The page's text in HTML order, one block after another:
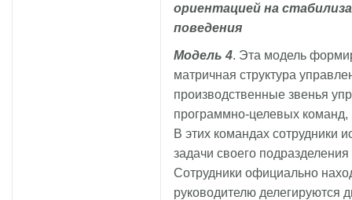
ориентацией на
поведения
Модель 4. Эта модель
матричная структура
производственные звенья
программно-целевых
В этих командах сотрудники
задачи своего
Сотрудники официально
руководителю делегируются